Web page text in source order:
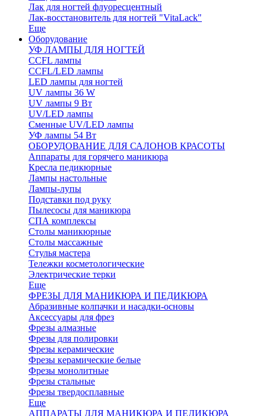
Лак для ногтей флуоресцентный
Лак-восстановитель для ногтей "VitaLack"
Еще
Оборудование
УФ ЛАМПЫ ДЛЯ НОГТЕЙ
CCFL лампы
CCFL/LED лампы
LED лампы для ногтей
UV лампы 36 W
UV лампы 9 Вт
UV/LED лампы
Сменные UV/LED лампы
УФ лампы 54 Вт
ОБОРУДОВАНИЕ ДЛЯ САЛОНОВ КРАСОТЫ
Аппараты для горячего маникюра
Кресла педикюрные
Лампы настольные
Лампы-лупы
Подставки под руку
Пылесосы для маникюра
СПА комплексы
Столы маникюрные
Столы массажные
Стулья мастера
Тележки косметологические
Электрические терки
Еще
ФРЕЗЫ ДЛЯ МАНИКЮРА И ПЕДИКЮРА
Абразивные колпачки и насадки-основы
Аксессуары для фрез
Фрезы алмазные
Фрезы для полировки
Фрезы керамические
Фрезы керамические белые
Фрезы монолитные
Фрезы стальные
Фрезы твердосплавные
Еще
АППАРАТЫ ДЛЯ МАНИКЮРА И ПЕДИКЮРА